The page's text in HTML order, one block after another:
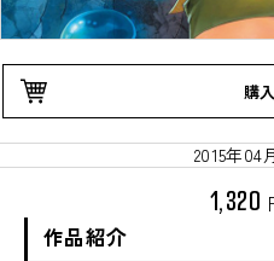
購
2015年04
1,320
作品紹介